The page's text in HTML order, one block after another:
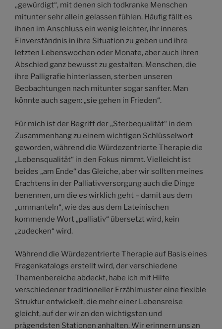
„gewürdigt“, mit denen sich todkranke Menschen
mitunter sehr allein gelassen fühlen. Häufig fällt es
ihnen im Anschluss ein wenig leichter, ihr inneres
Einverständnis in ihre Situation zu geben und ihre
letzten Lebenswochen oder Monate, aber auch ihren
Abschied ganz bewusst zu gestalten. Menschen, die
ihre Palligrafie hinterlassen, sterben unseren
Beobachtungen nach mitunter sogar sanfter. Man
könnte auch sagen: „sie gehen in Frieden“.
Für mich ist der Begriff der „Sterbequalität“ in dem
Zusammenhang zu einem wichtigen Schlüsselwort
geworden, während die Würdezentrierte Therapie die
„Lebensqualität“ in den Fokus nimmt. Vielleicht ist
beides „am Ende“ das Gleiche, aber wir sollten meines
Erachtens in der Palliativversorgung auch die Dinge
benennen, um die es wirklich geht – damit aus dem
„ummanteln“, wie das aus dem Lateinischen
kommende Wort „palliativ“ übersetzt wird, kein
„zudecken“ wird.
Während die Würdezentrierte Therapie auf Basis eines
Fragenkatalogs erstellt wird, der verschiedene
Themenbereiche abdeckt, habe ich mit Hilfe
verschiedener traditioneller Erzählmuster eine flexible
Struktur entwickelt, die mehr einer Lebensreise
gleicht, auf der wir an den wichtigsten und
prägendsten Stationen anhalten. Wir erinnern uns an